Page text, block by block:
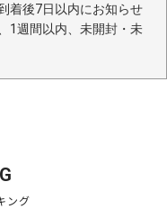
着後7日以内にお知らせ
1週間以内、未開封・未
ング